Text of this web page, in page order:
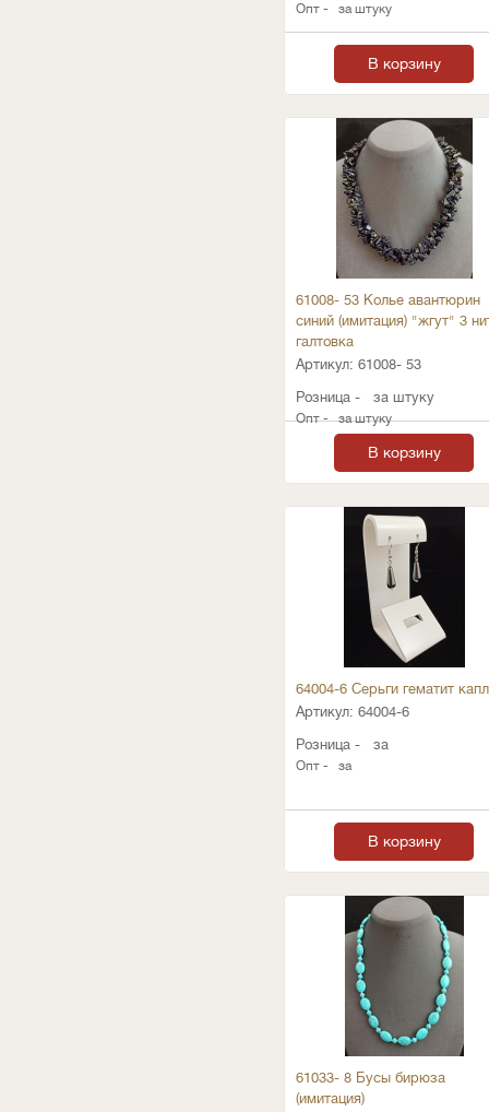
Опт - за штуку
В корзину
61008- 53 Колье авантюрин
синий (имитация) "жгут" 3
галтовка
Артикул: 61008- 53
Розница -
за штуку
Опт -за штуку
В корзину
64004-6 Серьги гематит
Артикул: 64004-6
Розница -
за
Опт - за
В корзину
61033- 8 Бусы бирюза
(имитация)